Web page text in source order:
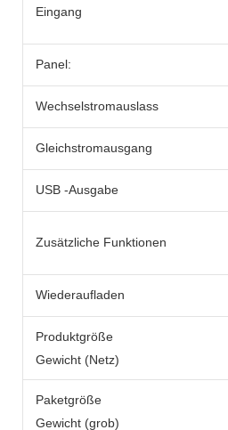
Eingang
Panel:
Wechselstromauslass
Gleichstromausgang
USB -Ausgabe
Zusätzliche Funktionen
Wiederaufladen
Produktgröße
Gewicht (Netz)
Paketgröße
Gewicht (grob)